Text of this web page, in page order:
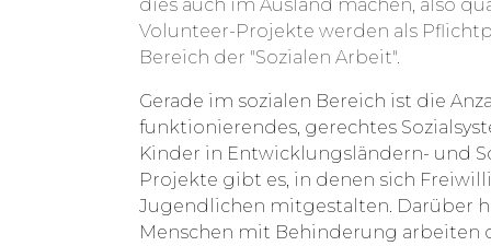
dies auch im Ausland machen, also
Volunteer-Projekte werden als
Bereich der "Sozialen Arbeit".
Gerade im sozialen Bereich ist die
funktionierendes, gerechtes
Kinder in Entwicklungsländern- und
Projekte gibt es, in denen sich
Jugendlichen mitgestalten. Darüber
Menschen mit Behinderung arbeiten